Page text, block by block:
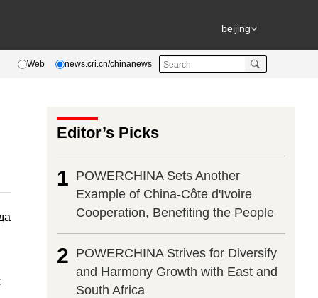
beijing
Web news.cri.cn/chinanews
Editor’s Picks
1 POWERCHINA Sets Another
Example of China-Côte d'Ivoire
Cooperation, Benefiting the People
2 POWERCHINA Strives for Diversify
and Harmony Growth with East and
South Africa